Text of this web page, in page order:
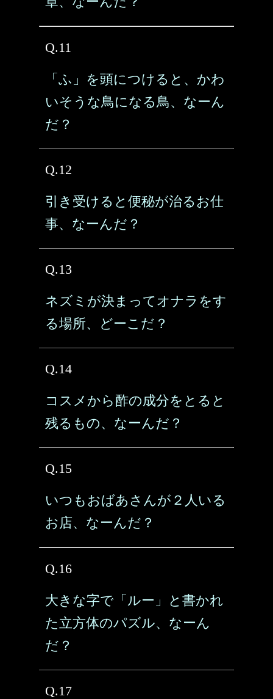
Q.11
「ふ」を頭につけると、かわ
いそうな鳥になる鳥、なーん
だ？
Q.12
引き受けると便秘が治るお仕
事、なーんだ？
Q.13
ネズミが決まってオナラをす
る場所、どーこだ？
Q.14
コスメから酢の成分をとると
残るもの、なーんだ？
Q.15
いつもおばあさんが２人いる
お店、なーんだ？
Q.16
大きな字で「ルー」と書かれ
た立方体のパズル、なーん
だ？
Q.17